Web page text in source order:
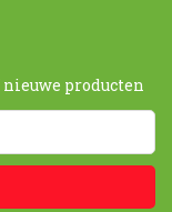
producten